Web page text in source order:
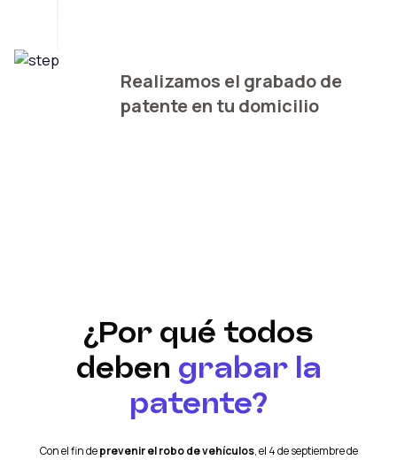
Realizamos el grabado de
patente en tu domicilio
¿Por qué todos
deben grabar la
patente?
Con el fin deprevenir el robo de vehículos, el 4 de septiembre de